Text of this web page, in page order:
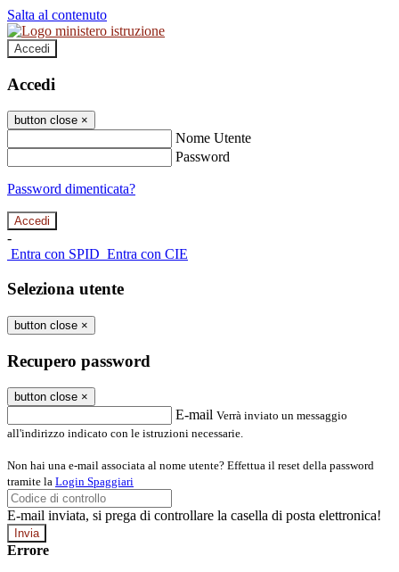
Salta al contenuto
Accedi
Accedi
button close ×
Nome Utente
Password
Password dimenticata?
-
Entra con SPID Entra con CIE
Seleziona utente
button close ×
Recupero password
button close ×
E-mail Verrà inviato un messaggio
all'indirizzo indicato con le istruzioni necessarie.
Non hai una e-mail associata al nome utente? Effettua il reset della password
tramite la Login Spaggiari
E-mail inviata, si prega di controllare la casella di posta elettronica!
Errore